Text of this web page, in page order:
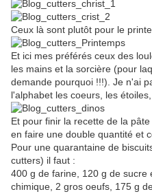
Ceux là sont plutôt pour le
Et ici mes préférés ceux des
les mains et la sorcière (pour
demande pourquoi !!!). Je n'ai
l'alphabet les coeurs, les
Et pour finir la recette de la
en faire une double quantité et
Pour une quarantaine de
cutters) il faut :
400 g de farine, 120 g de sucre
chimique, 2 gros oeufs, 175 g